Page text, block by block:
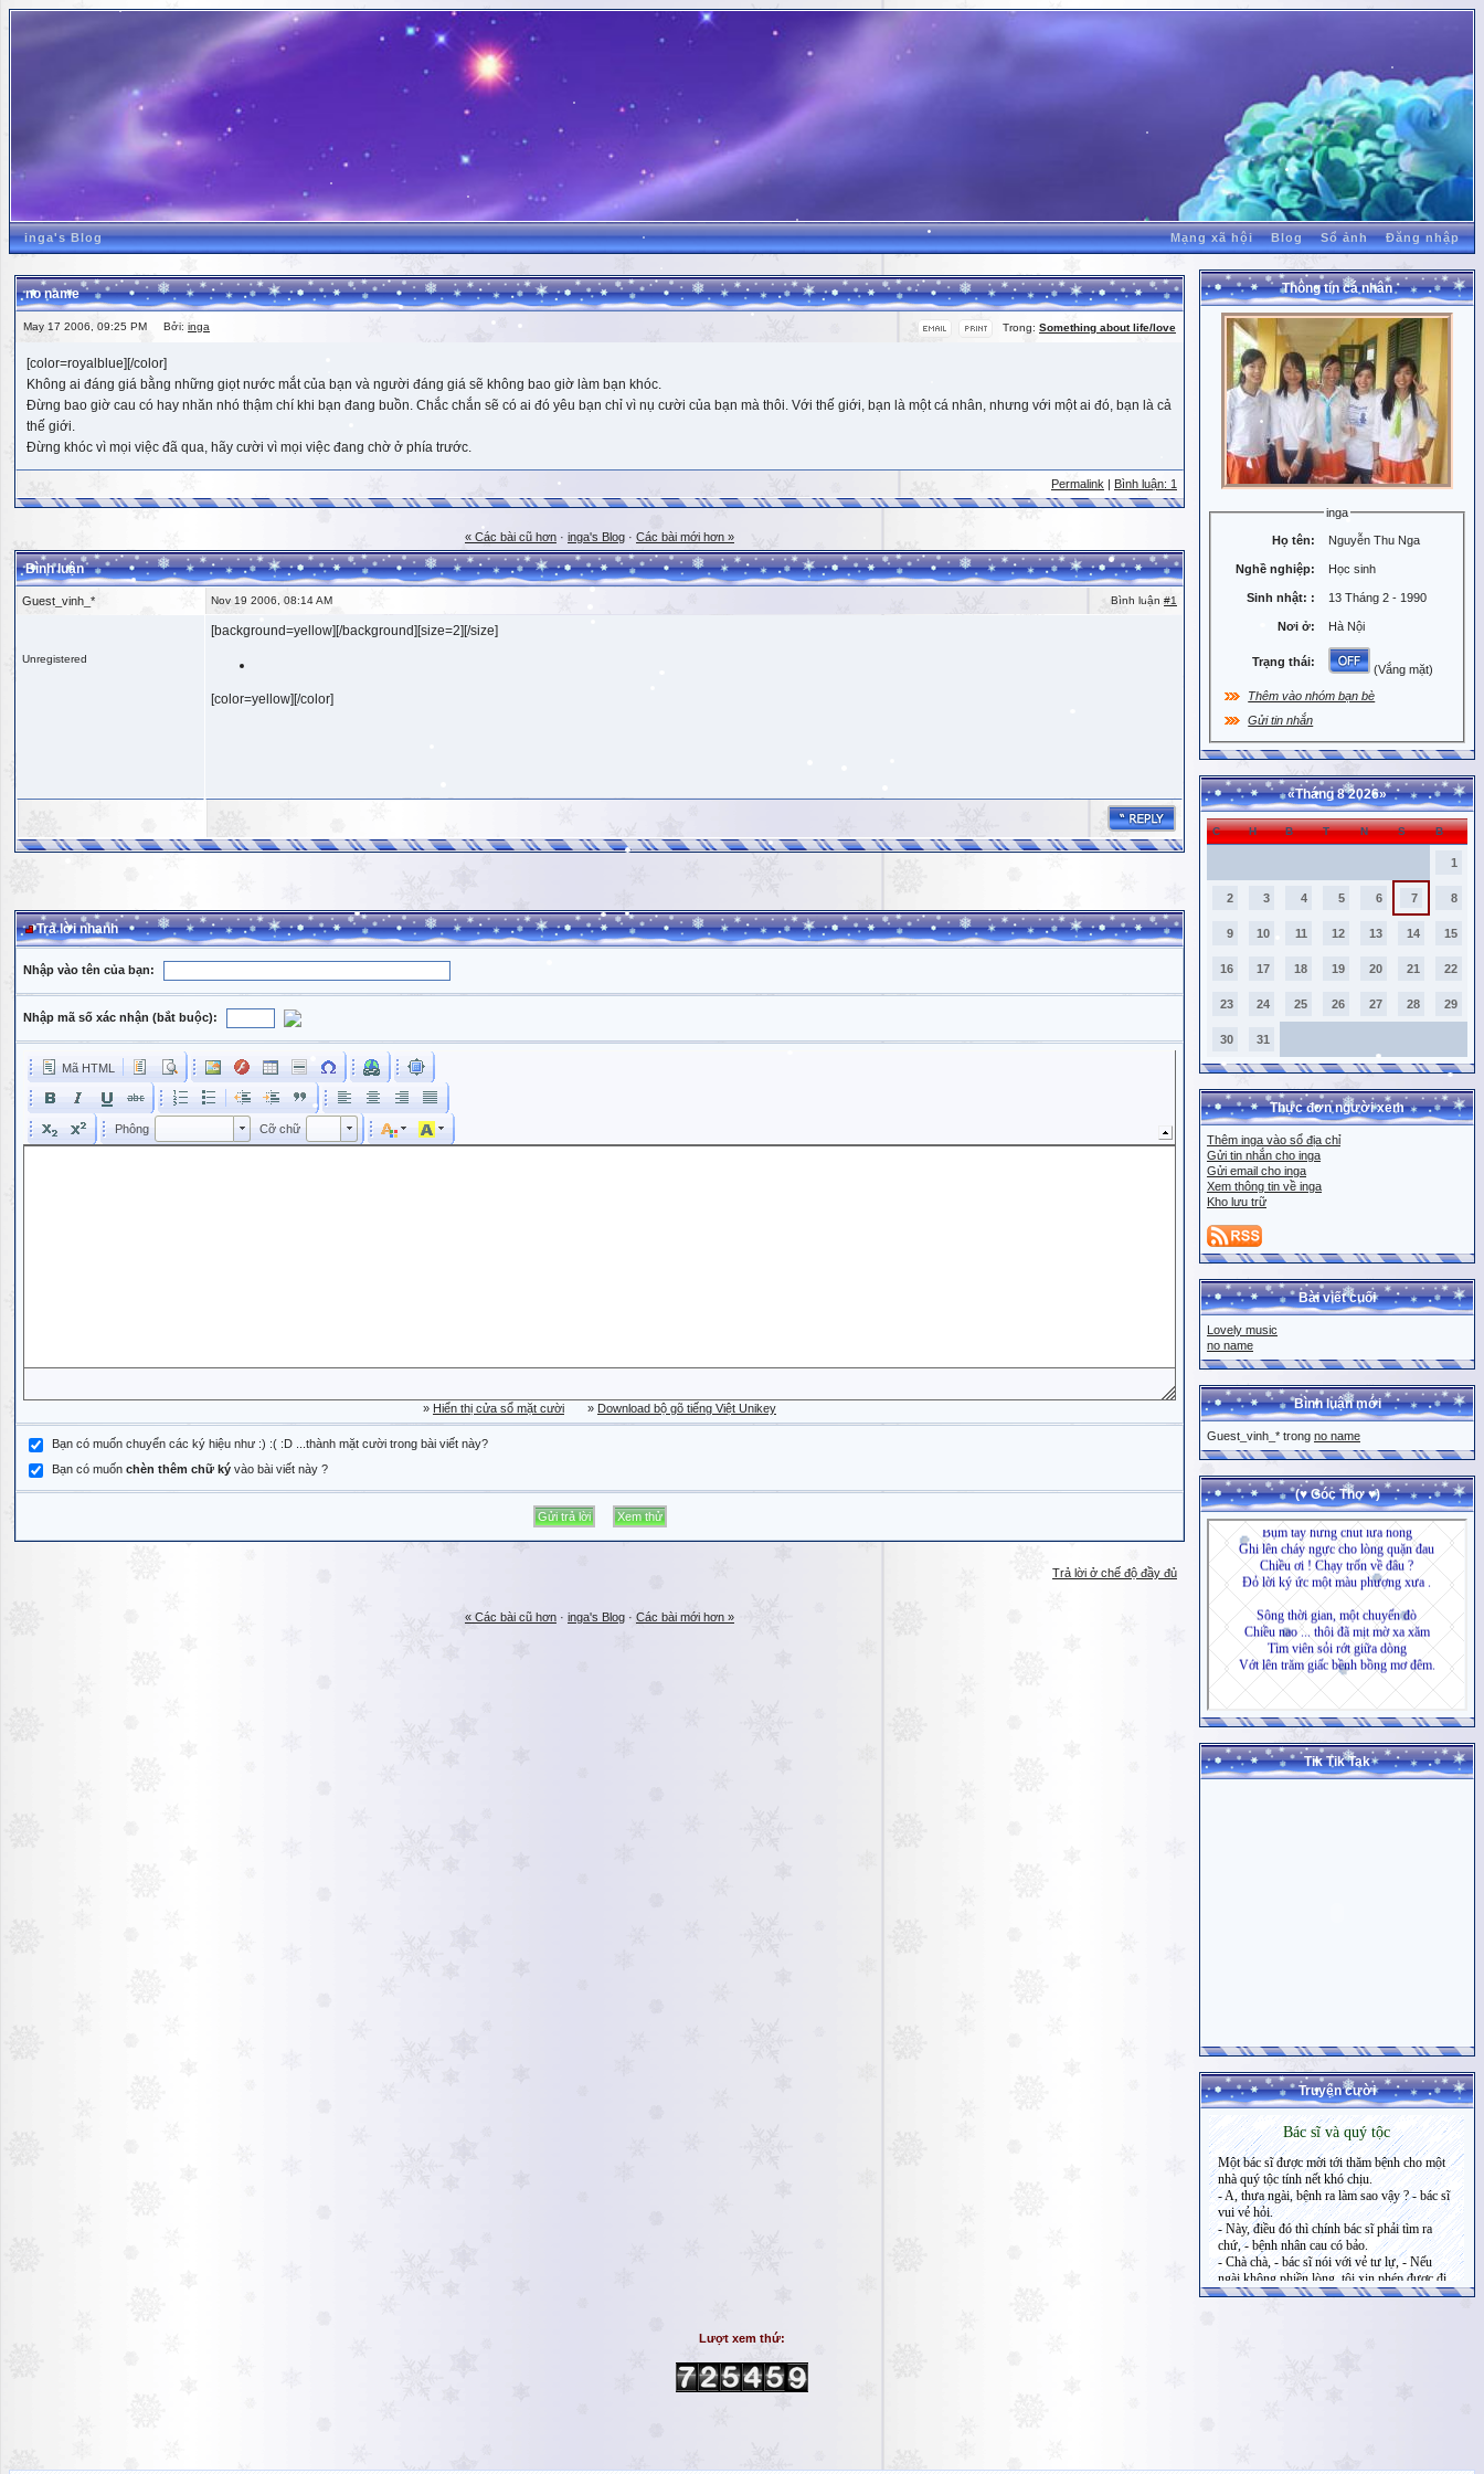
inga's Blog Mạng xã hội Blog Sổ ảnh Đăng nhập
no name
Trong: Something about life/love
May 17 2006, 09:25 PM Bởi: inga
[color=royalblue][/color]
Không ai đáng giá bằng những giọt nước mắt của bạn và người đáng giá sẽ không bao giờ làm bạn khóc.
Đừng bao giờ cau có hay nhăn nhó thậm chí khi bạn đang buồn. Chắc chắn sẽ có ai đó yêu bạn chỉ vì nụ cười của bạn mà thôi. Với thế giới, bạn là một cá nhân, nhưng với một ai đó, bạn là cả
thế giới.
Đừng khóc vì mọi việc đã qua, hãy cười vì mọi việc đang chờ ở phía trước.
Permalink Bình luận: 1
« Các bài cũ hơn · inga's Blog · Các bài mới hơn »
Bình luận
Guest_vinh_* Nov 19 2006, 08:14 AM Bình luận #1
Unregistered
[background=yellow][/background][size=2][/size]
[color=yellow][/color]
Trả lời nhanh
Nhập vào tên của bạn:
Nhập mã số xác nhận (bắt buộc):
Mã HTML
Phông Cỡ chữ Kích cỡ phông
» Hiển thị cửa sổ mặt cười » Download bộ gõ tiếng Việt Unikey
Bạn có muốn chuyển các ký hiệu như :) :( :D ...thành mặt cười trong bài viết này?
Bạn có muốn chèn thêm chữ ký vào bài viết này ?
Trả lời ở chế độ đầy đủ
« Các bài cũ hơn · inga's Blog · Các bài mới hơn »
Thông tin cá nhân
inga
Họ tên: Nguyễn Thu Nga
Nghề nghiệp: Học sinh
Sinh nhật: : 13 Tháng 2 - 1990
Nơi ở: Hà Nội
Trạng thái:
(Vắng mặt)
Thêm vào nhóm bạn bè
Gửi tin nhắn
«Tháng 8 2026»
C H B T N S B
1
2 3 4 5 6 7 8
9 10 11 12 13 14 15
16 17 18 19 20 21 22
23 24 25 26 27 28 29
30 31
Thực đơn người xem
Thêm inga vào sổ địa chỉ
Gửi tin nhắn cho inga
Gửi email cho inga
Xem thông tin về inga
Kho lưu trữ
Bài viết cuối
Lovely music
no name
Bình luận mới
Guest_vinh_* trong no name
(♥ Góc Thơ ♥)
Tik Tik Tak
Truyện cười
Lượt xem thứ: